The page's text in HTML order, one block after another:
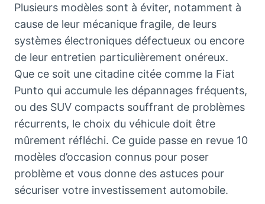
Plusieurs modèles sont à éviter, notamment à
cause de leur mécanique fragile, de leurs
systèmes électroniques défectueux ou encore
de leur entretien particulièrement onéreux.
Que ce soit une citadine citée comme la Fiat
Punto qui accumule les dépannages fréquents,
ou des SUV compacts souffrant de problèmes
récurrents, le choix du véhicule doit être
mûrement réfléchi. Ce guide passe en revue 10
modèles d’occasion connus pour poser
problème et vous donne des astuces pour
sécuriser votre investissement automobile.